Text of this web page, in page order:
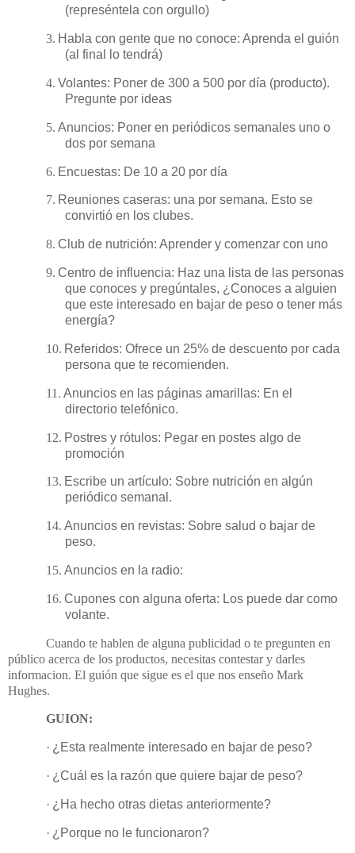
(represéntela con orgullo)
3. Habla con gente que no conoce: Aprenda el guión
(al final lo tendrá)
4. Volantes: Poner de 300 a 500 por día (producto).
Pregunte por ideas
5. Anuncios: Poner en periódicos semanales uno o
dos por semana
6. Encuestas: De 10 a 20 por día
7. Reuniones caseras: una por semana. Esto se
convirtió en los clubes.
8. Club de nutrición: Aprender y comenzar con uno
9. Centro de influencia: Haz una lista de las personas
que conoces y pregúntales, ¿Conoces a alguien
que este interesado en bajar de peso o tener más
energía?
10. Referidos: Ofrece un 25% de descuento por cada
persona que te recomienden.
11. Anuncios en las páginas amarillas: En el
directorio telefónico.
12. Postres y rótulos: Pegar en postes algo de
promoción
13. Escribe un artículo: Sobre nutrición en algún
periódico semanal.
14. Anuncios en revistas: Sobre salud o bajar de
peso.
15. Anuncios en la radio:
16. Cupones con alguna oferta: Los puede dar como
volante.
Cuando te hablen de alguna publicidad o te pregunten en
público acerca de los productos, necesitas contestar y darles
informacion. El guión que sigue es el que nos enseño Mark
Hughes.
GUION:
· ¿Esta realmente interesado en bajar de peso?
· ¿Cuál es la razón que quiere bajar de peso?
· ¿Ha hecho otras dietas anteriormente?
· ¿Porque no le funcionaron?